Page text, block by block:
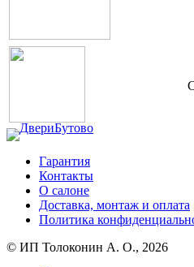
Гарантия
Контакты
О салоне
Доставка, монтаж и оплата
Политика
© ИП Толоконин А. О., 2026